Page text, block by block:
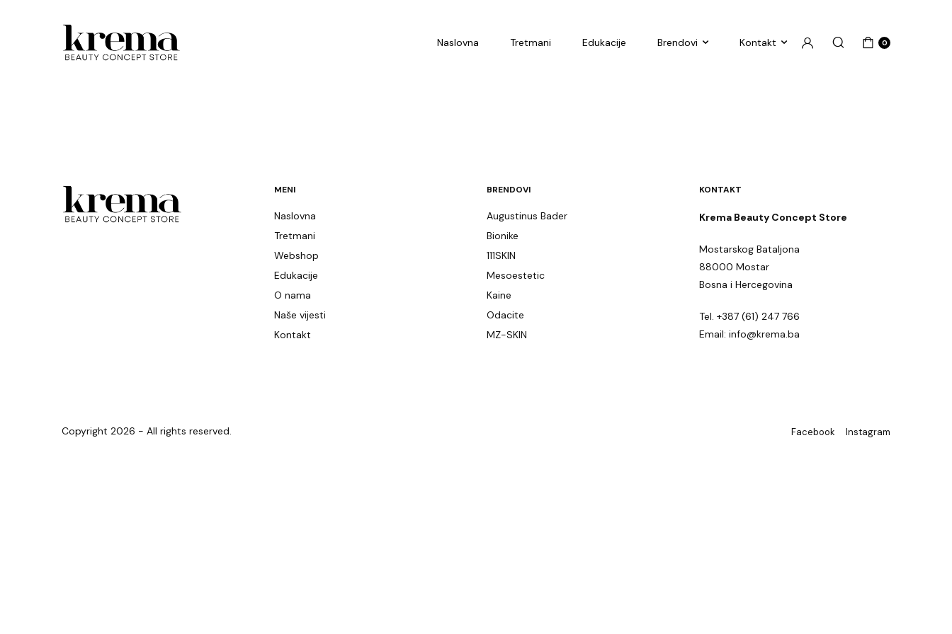
Naslovna Tretmani Edukacije Brendovi Kontakt 0
MENI
Naslovna
Tretmani
Webshop
Edukacije
O nama
Naše vijesti
Kontakt
BRENDOVI
Augustinus Bader
Bionike
111SKIN
Mesoestetic
Kaine
Odacite
MZ-SKIN
KONTAKT
Krema Beauty Concept Store
Mostarskog Bataljona
88000 Mostar
Bosna i Hercegovina
Tel. +387 (61) 247 766
Email: info@krema.ba
Copyright 2026 - All rights reserved. Facebook Instagram